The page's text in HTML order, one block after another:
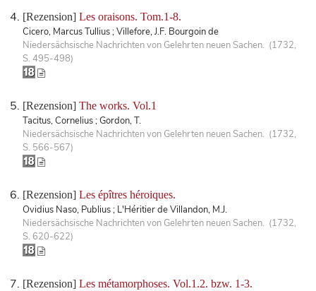
[Rezension] Les oraisons. Tom.1-8.
Cicero, Marcus Tullius ; Villefore, J.F. Bourgoin de
Niedersächsische Nachrichten von Gelehrten neuen Sachen. (1732,
S. 495-498)
[Rezension] The works. Vol.1
Tacitus, Cornelius ; Gordon, T.
Niedersächsische Nachrichten von Gelehrten neuen Sachen. (1732,
S. 566-567)
[Rezension] Les épîtres héroiques.
Ovidius Naso, Publius ; L'Héritier de Villandon, M.J.
Niedersächsische Nachrichten von Gelehrten neuen Sachen. (1732,
S. 620-622)
[Rezension] Les métamorphoses. Vol.1.2. bzw. 1-3.